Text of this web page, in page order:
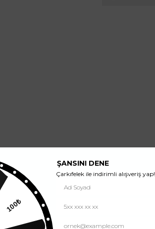
100₺
ŞANSINI DENE
Çarkıfelek ile indirimli alışveriş yap!